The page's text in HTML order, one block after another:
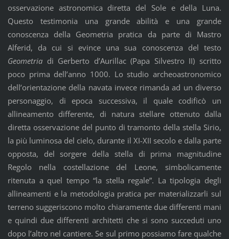
osservazione astronomica diretta del Sole e della Luna.
Questo testimonia una grande abilità e una grande
conoscenza della Geometria pratica da parte di Mastro
Alferid, da cui si evince una sua conoscenza del testo
Geometriadi Gerberto d’Aurillac (Papa Silvestro II) scritto
poco prima dell’anno 1000. Lo studio archeoastronomico
dell’orientazione della navata invece rimanda ad un diverso
personaggio, di epoca successiva, il quale codificò un
allineamento differente, di natura stellare ottenuto dalla
diretta osservazione del punto di tramonto della stella Sirio,
la più luminosa del cielo, durante il XI-XII secolo e dalla parte
opposta, del sorgere della stella di prima magnitudine
Regolo nella costellazione del Leone, simbolicamente
ritenuta a quel tempo “la stella regale”. La tipologia degli
allineamenti e la metodologia pratica per materializzarli sul
terreno suggeriscono molto chiaramente due differenti mani
e quindi due differenti architetti che si sono succeduti uno
dopo l’altro nel cantiere. Se sul primo possiamo fare qualche